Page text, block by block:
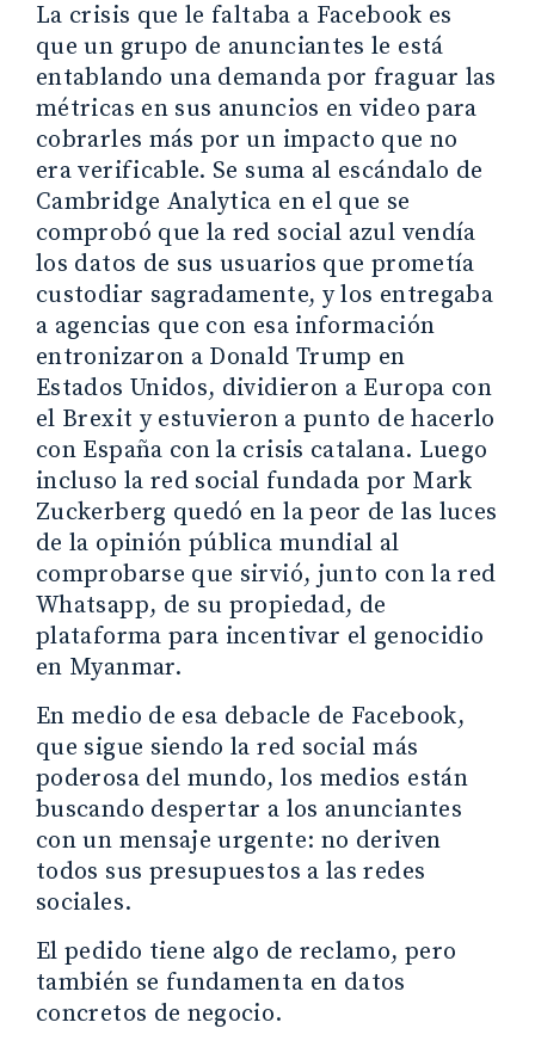
La crisis que le faltaba a Facebook es
que un grupo de anunciantes le está
entablando una demanda por fraguar las
métricas en sus anuncios en video para
cobrarles más por un impacto que no
era verificable. Se suma al escándalo de
Cambridge Analytica en el que se
comprobó que la red social azul vendía
los datos de sus usuarios que prometía
custodiar sagradamente, y los entregaba
a agencias que con esa información
entronizaron a Donald Trump en
Estados Unidos, dividieron a Europa con
el Brexit y estuvieron a punto de hacerlo
con España con la crisis catalana. Luego
incluso la red social fundada por Mark
Zuckerberg quedó en la peor de las luces
de la opinión pública mundial al
comprobarse que sirvió, junto con la red
Whatsapp, de su propiedad, de
plataforma para incentivar el genocidio
en Myanmar.
En medio de esa debacle de Facebook,
que sigue siendo la red social más
poderosa del mundo, los medios están
buscando despertar a los anunciantes
con un mensaje urgente: no deriven
todos sus presupuestos a las redes
sociales.
El pedido tiene algo de reclamo, pero
también se fundamenta en datos
concretos de negocio.